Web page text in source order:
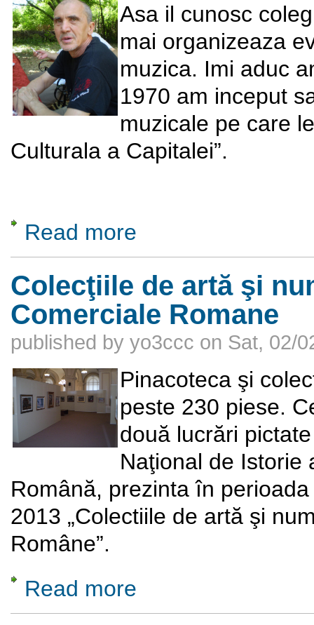
Asa il cunosc
mai organizeaza
muzica. Imi aduc
1970 am inceput
muzicale pe care
Culturala a Capitalei”.
Read more
Colecţiile de artă şi
Comerciale Romane
published by yo3ccc on Sat, 02/
Pinacoteca şi
peste 230 piese.
două lucrări
Naţional de Istorie
Română, prezinta în
2013 „Colectiile de artă şi
Române”.
Read more